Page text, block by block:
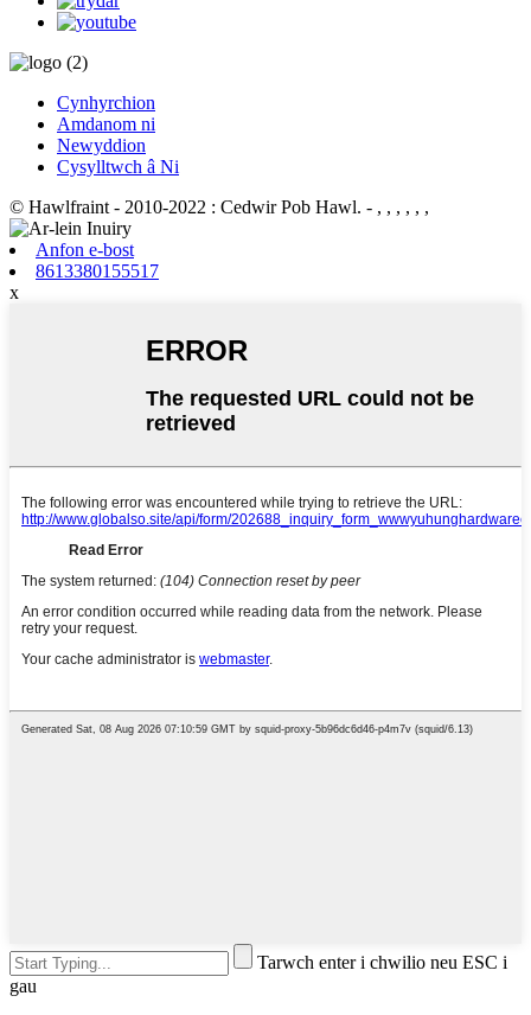
Cynhyrchion
Amdanom ni
Newyddion
Cysylltwch â Ni
© Hawlfraint - 2010-2022 : Cedwir Pob Hawl. - , , , , , ,
Anfon e-bost
8613380155517
x
Tarwch enter i chwilio neu ESC i
gau